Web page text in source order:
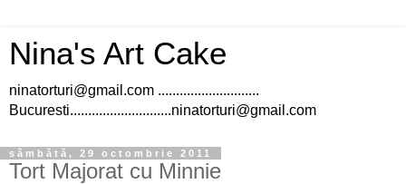
Nina's Art Cake
ninatorturi@gmail.com ............................
Bucuresti............................ninatorturi@gmail.com
sâmbătă, 29 octombrie 2011
Tort Majorat cu Minnie